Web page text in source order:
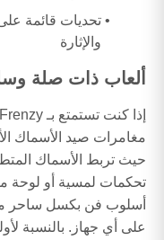
تحديات قائمة
والإثارة
ألعاب ذات صلة
مغامرات صيد الأسماك
حيث تربط الأسماك
تحكمات لمسية أو لوحة
أسلوب فن بكسل ساحر
على أي جهاز. بالنسبة